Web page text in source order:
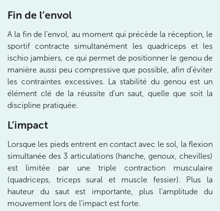
Fin de l’envol
A la fin de l’envol, au moment qui précède la réception, le
sportif contracte simultanément les quadriceps et les
ischio jambiers, ce qui permet de positionner le genou de
manière aussi peu compressive que possible, afin d’éviter
les contraintes excessives. La stabilité du genou est un
élément clé de la réussite d’un saut, quelle que soit la
discipline pratiquée.
L’impact
Lorsque les pieds entrent en contact avec le sol, la flexion
simultanée des 3 articulations (hanche, genoux, chevilles)
est limitée par une triple contraction musculaire
(quadriceps, triceps sural et muscle fessier). Plus la
hauteur du saut est importante, plus l’amplitude du
mouvement lors de l’impact est forte.
Prenez RDV sur
IK BOULOGNE
3 Av. André Morizet 92100 Boulogne-
Billancourt
3 Av. André Morizet 92100 Boulogne-Billancourt
01 48 25 34 79
Prenez RDV sur
IK CHÂTENAY-MALABRY
380 Av. de la Division Leclerc 92290
Châtenay-Malabry